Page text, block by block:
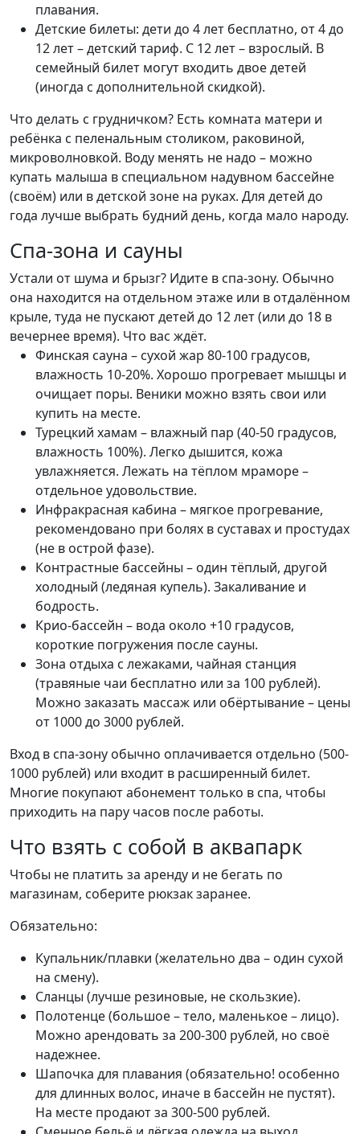
плавания.
Детские билеты: дети до 4 лет бесплатно, от 4 до
12 лет – детский тариф. С 12 лет – взрослый. В
семейный билет могут входить двое детей
(иногда с дополнительной скидкой).
Что делать с грудничком? Есть комната матери и
ребёнка с пеленальным столиком, раковиной,
микроволновкой. Воду менять не надо – можно
купать малыша в специальном надувном бассейне
(своём) или в детской зоне на руках. Для детей до
года лучше выбрать будний день, когда мало народу.
Спа-зона и сауны
Устали от шума и брызг? Идите в спа-зону. Обычно
она находится на отдельном этаже или в отдалённом
крыле, туда не пускают детей до 12 лет (или до 18 в
вечернее время). Что вас ждёт.
Финская сауна – сухой жар 80-100 градусов,
влажность 10-20%. Хорошо прогревает мышцы и
очищает поры. Веники можно взять свои или
купить на месте.
Турецкий хамам – влажный пар (40-50 градусов,
влажность 100%). Легко дышится, кожа
увлажняется. Лежать на тёплом мраморе –
отдельное удовольствие.
Инфракрасная кабина – мягкое прогревание,
рекомендовано при болях в суставах и простудах
(не в острой фазе).
Контрастные бассейны – один тёплый, другой
холодный (ледяная купель). Закаливание и
бодрость.
Крио-бассейн – вода около +10 градусов,
короткие погружения после сауны.
Зона отдыха с лежаками, чайная станция
(травяные чаи бесплатно или за 100 рублей).
Можно заказать массаж или обёртывание – цены
от 1000 до 3000 рублей.
Вход в спа-зону обычно оплачивается отдельно (500-
1000 рублей) или входит в расширенный билет.
Многие покупают абонемент только в спа, чтобы
приходить на пару часов после работы.
Что взять с собой в аквапарк
Чтобы не платить за аренду и не бегать по
магазинам, соберите рюкзак заранее.
Обязательно:
Купальник/плавки (желательно два – один сухой
на смену).
Сланцы (лучше резиновые, не скользкие).
Полотенце (большое – тело, маленькое – лицо).
Можно арендовать за 200-300 рублей, но своё
надежнее.
Шапочка для плавания (обязательно! особенно
для длинных волос, иначе в бассейн не пустят).
На месте продают за 300-500 рублей.